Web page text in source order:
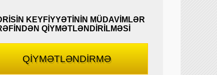
KEYFİYYƏTİNİN MÜDAVİMLƏR
QİYMƏTLƏNDİRİLMƏSİ
QİYMƏTLƏNDİRMƏ